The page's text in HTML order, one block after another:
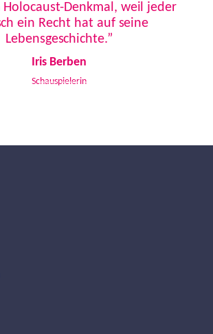
Holocaust-Denkmal, weil jeder
ein Recht hat auf seine
Lebensgeschichte.”
Iris Berben
Schauspielerin